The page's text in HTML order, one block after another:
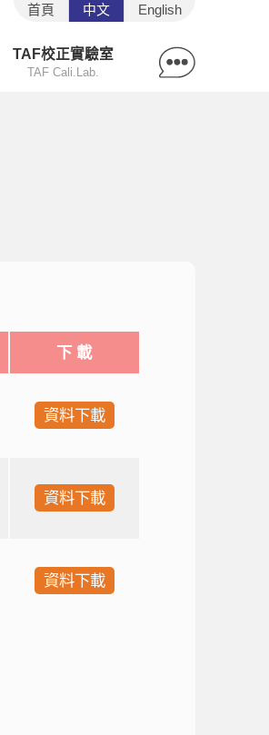
首頁 中文 English
TAF校正實驗室
TAF Cali.Lab.
下 載
資料下載
資料下載
資料下載